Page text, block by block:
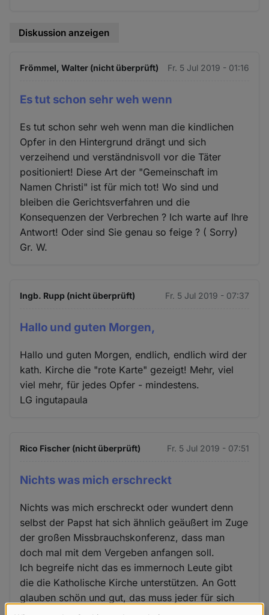
Diskussion anzeigen
Frömmel, Walter (nicht überprüft) Fr. 5 Jul 2019 - 01:16
Es tut schon sehr weh wenn
Es tut schon sehr weh wenn man die kindlichen
Opfer in den Hintergrund drängt und sich
verzeihend und verständnisvoll vor die Täter
positioniert! Diese Art der "Gemeinschaft im
Namen Christi" ist für mich tot! Wo sind und
bleiben die Gerichtsverfahren und die
Konsequenzen der Verbrechen ? Ich warte auf Ihre
Antwort! Oder sind Sie genau so feige ? ( Sorry)
Gr. W.
Ingb. Rupp (nicht überprüft) Fr. 5 Jul 2019 - 07:37
Hallo und guten Morgen,
Hallo und guten Morgen, endlich, endlich wird der
kath. Kirche die "rote Karte" gezeigt! Mehr, viel
viel mehr, für jedes Opfer - mindestens.
LG ingutapaula
Rico Fischer (nicht überprüft) Fr. 5 Jul 2019 - 07:51
Nichts was mich erschreckt
Nichts was mich erschreckt oder wundert denn
selbst der Papst hat sich ähnlich geäußert im Zuge
der großen Missbrauchskonferenz, dass man
doch mal mit dem Vergeben anfangen soll.
Ich begreife nicht das es immernoch Leute gibt
die die Katholische Kirche unterstützen. An Gott
glauben schön und gut, das muss jeder für sich
selbst wissen. Aber das kann man auch für sich